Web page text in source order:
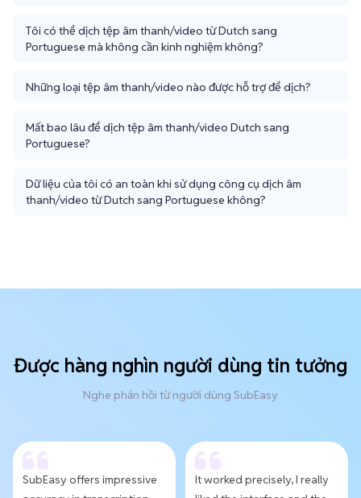
Tôi có thể dịch tệp âm thanh/video từ Dutch sang
Portuguese mà không cần kinh nghiệm không?
Những loại tệp âm thanh/video nào được hỗ trợ để dịch?
Mất bao lâu để dịch tệp âm thanh/video Dutch sang
Portuguese?
Dữ liệu của tôi có an toàn khi sử dụng công cụ dịch âm
thanh/video từ Dutch sang Portuguese không?
Được hàng nghìn người dùng tin tưởng
Nghe phản hồi từ người dùng SubEasy
SubEasy offers impressive
It worked precisely, I really